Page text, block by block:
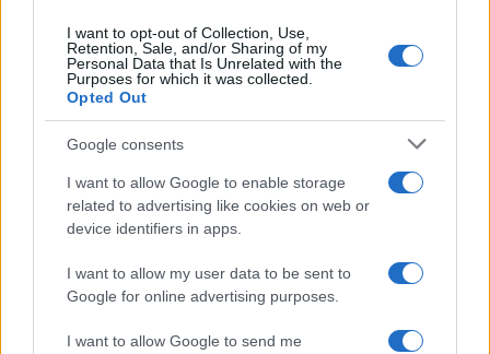
I want to opt-out of Collection, Use,
Retention, Sale, and/or Sharing of my
Personal Data that Is Unrelated with the
Purposes for which it was collected.
Opted Out
Google consents
I want to allow Google to enable storage
related to advertising like cookies on web or
device identifiers in apps.
I want to allow my user data to be sent to
Google for online advertising purposes.
I want to allow Google to send me
ARTICOLI CORRELATI
Coronavirus Von der Leyen gela l’Italia: “No ai